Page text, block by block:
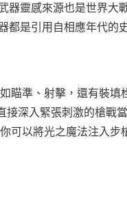
器靈感來源也是世界大
都是引用自相應年代的
準、射擊，還有裝填
深入緊張刺激的槍戰
可以將光之魔法注入